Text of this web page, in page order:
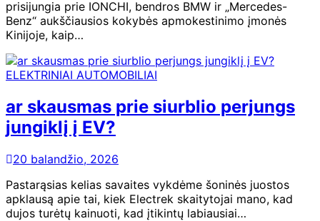
prisijungia prie IONCHI, bendros BMW ir „Mercedes-
Benz“ aukščiausios kokybės apmokestinimo įmonės
Kinijoje, kaip…
ELEKTRINIAI AUTOMOBILIAI
ar skausmas prie siurblio perjungs
jungiklį į EV?
20 balandžio, 2026
Pastarąsias kelias savaites vykdėme šoninės juostos
apklausą apie tai, kiek Electrek skaitytojai mano, kad
dujos turėtų kainuoti, kad įtikintų labiausiai…